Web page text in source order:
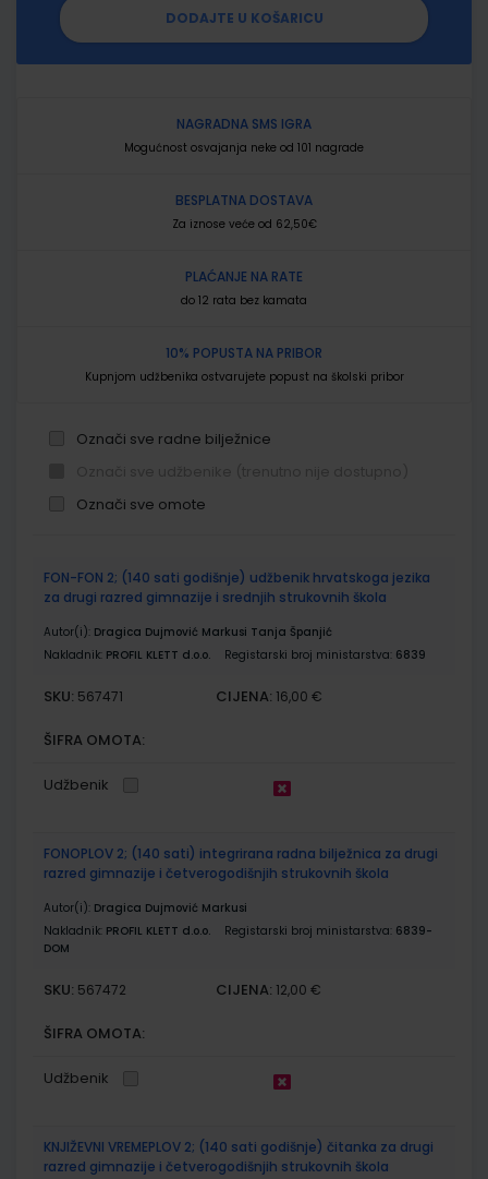
DODAJTE U KOŠARICU
NAGRADNA SMS IGRA
Mogućnost osvajanja neke od 101 nagrade
BESPLATNA DOSTAVA
Za iznose veće od 62,50€
PLAĆANJE NA RATE
do 12 rata bez kamata
10% POPUSTA NA PRIBOR
Kupnjom udžbenika ostvarujete popust na školski pribor
Označi sve radne bilježnice
Označi sve omote
proizvodi
FON-FON 2; (140 sati godišnje) udžbenik hrvatskoga jezika
za drugi razred gimnazije i srednjih strukovnih škola
Autor(i): Dragica Dujmović Markusi Tanja Španjić
Nakladnik: PROFIL KLETT d.o.o. Registarski broj ministarstva: 6839
SKU: 567471 CIJENA: 16,00 €
ŠIFRA OMOTA:
Udžbenik
FONOPLOV 2; (140 sati) integrirana radna bilježnica za drugi
razred gimnazije i četverogodišnjih strukovnih škola
Autor(i): Dragica Dujmović Markusi
Nakladnik: PROFIL KLETT d.o.o. Registarski broj ministarstva: 6839-
DOM
SKU: 567472 CIJENA: 12,00 €
ŠIFRA OMOTA:
Udžbenik
KNJIŽEVNI VREMEPLOV 2; (140 sati godišnje) čitanka za drugi
razred gimnazije i četverogodišnjih strukovnih škola